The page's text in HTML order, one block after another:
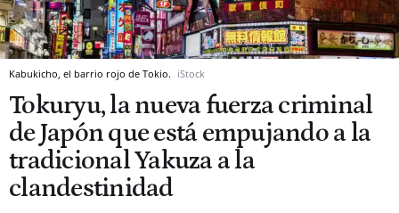
Kabukicho, el barrio rojo de Tokio. iStock
Tokuryu, la nueva fuerza criminal
de Japón que está empujando a la
tradicional Yakuza a la
clandestinidad